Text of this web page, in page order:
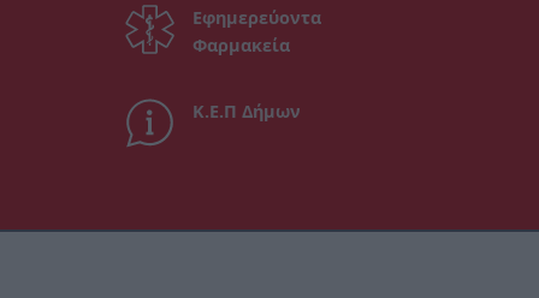
Εφημερεύοντα
Φαρμακεία
Κ.Ε.Π Δήμων